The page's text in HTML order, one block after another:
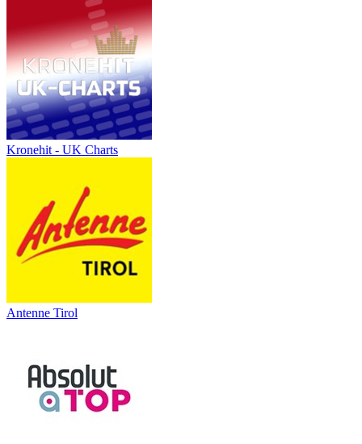
Kronehit - UK Charts
Antenne Tirol